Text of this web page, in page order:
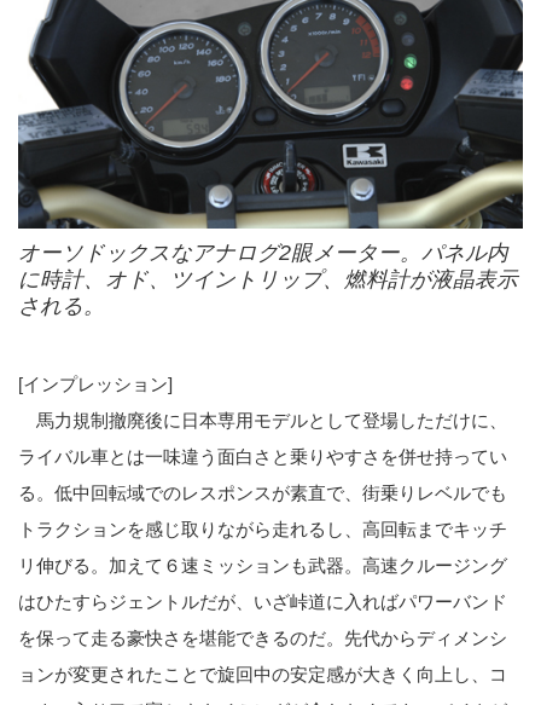
オーソドックスなアナログ2眼メーター。パネル内
に時計、オド、ツイントリップ、燃料計が液晶表示
される。
[インプレッション]
馬力規制撤廃後に日本専用モデルとして登場しただけに、
ライバル車とは一味違う面白さと乗りやすさを併せ持ってい
る。低中回転域でのレスポンスが素直で、街乗りレベルでも
トラクションを感じ取りながら走れるし、高回転までキッチ
リ伸びる。加えて６速ミッションも武器。高速クルージング
はひたすらジェントルだが、いざ峠道に入ればパワーバンド
を保って走る豪快さを堪能できるのだ。先代からディメンシ
ョンが変更されたことで旋回中の安定感が大きく向上し、コ